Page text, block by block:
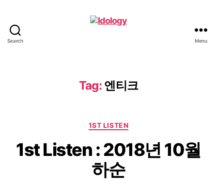
Search Menu
Tag: 엔티크
Categories
1ST LISTEN
1st Listen : 2018년 10월
하순